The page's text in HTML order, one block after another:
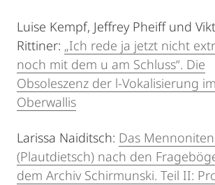
Luise Kempf, Jeffrey Pheiff und
Rittiner: „Ich rede ja jetzt nicht
noch mit dem u am Schluss“. Die
Obsoleszenz der l-Vokalisierung im
Oberwallis
Larissa Naiditsch: Das
(Plautdietsch) nach den
dem Archiv Schirmunski. Teil II: